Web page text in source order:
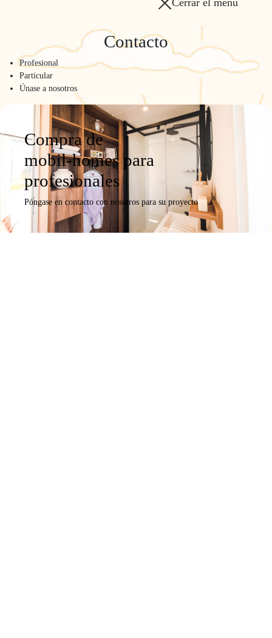
Cerrar el menú
Contacto
Profesional
Particular
Únase a nosotros
Compra de
mobil-homes para
profesionales
Póngase en contacto con nosotros para su proyecto